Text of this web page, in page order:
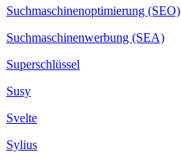
Suchmaschinenoptimierung (SEO)
Suchmaschinenwerbung (SEA)
Superschlüssel
Susy
Svelte
Sylius